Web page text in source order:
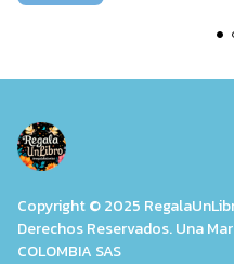
Copyright © 2025
Derechos Reservados. Una
COLOMBIA SAS